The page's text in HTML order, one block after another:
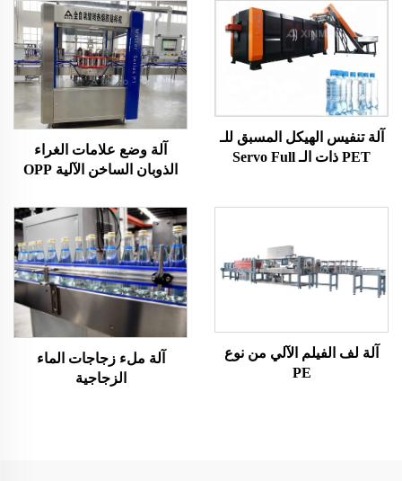
آلة تنفيس الهيكل المسبق للـ
PET ذات الـ Servo Full
آلة وضع علامات الغراء
الذوبان الساخن الآلية OPP
آلة لف الفيلم الآلي من نوع
PE
آلة ملء زجاجات الماء
الزجاجية